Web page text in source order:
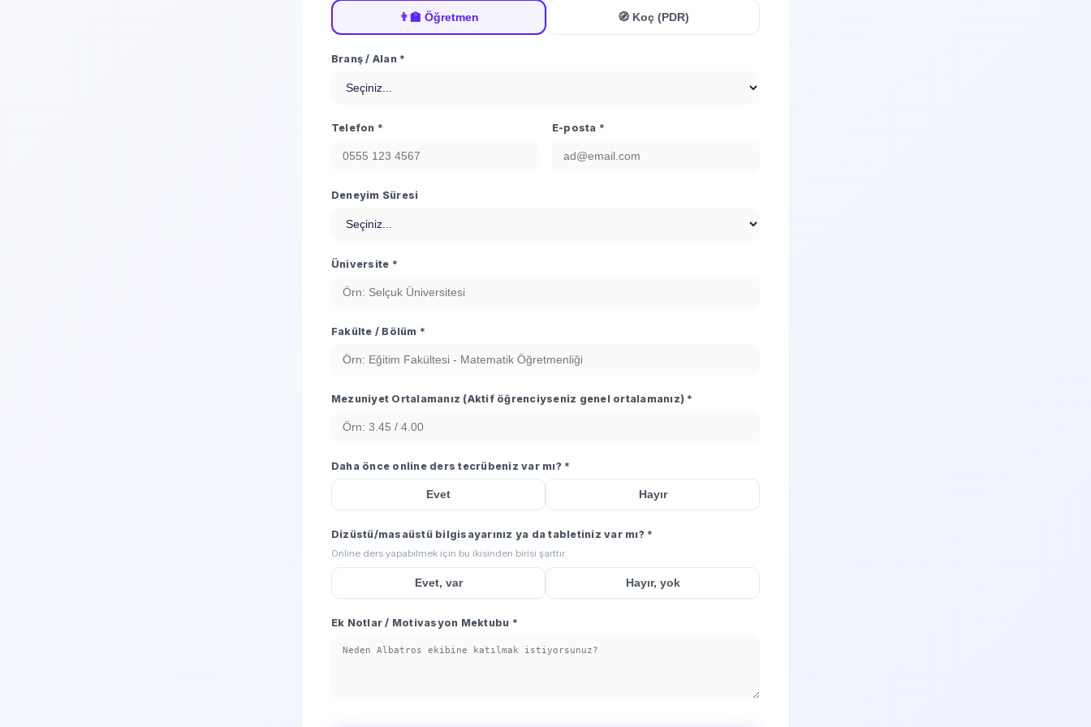
👨‍🏫 Öğretmen 🧭 Koç (PDR)
Branş / Alan *
Telefon * E-posta *
Deneyim Süresi
Üniversite *
Fakülte / Bölüm *
Mezuniyet Ortalamanız (Aktif öğrenciyseniz genel ortalamanız) *
Daha önce online ders tecrübeniz var mı? *
Evet Hayır
Dizüstü/masaüstü bilgisayarınız ya da tabletiniz var mı? *
Online ders yapabilmek için bu ikisinden birisi şarttır.
Evet, var Hayır, yok
Ek Notlar / Motivasyon Mektubu *